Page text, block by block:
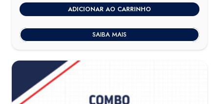
ADICIONAR AO CARRINHO
SAIBA MAIS